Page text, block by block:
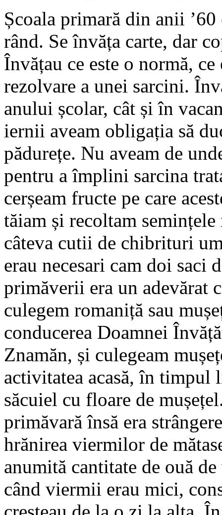
Școala primară din anii
rând. Se învăța carte, dar
Învățau ce este o normă,
rezolvare a unei sarcini.
anului școlar, cât și în
iernii aveam obligația să
pădurețe. Nu aveam de
pentru a împlini sarcina
cerșeam fructe pe care
tăiam și recoltam
câteva cutii de chibrituri
erau necesari cam doi saci
primăverii era un adevărat
culegem romaniță sau
conducerea Doamnei
Znamăn, și culegeam
activitatea acasă, în timpul
săcuiel cu floare de
primăvară însă era
hrănirea viermilor de
anumită cantitate de ouă
când viermii erau mici,